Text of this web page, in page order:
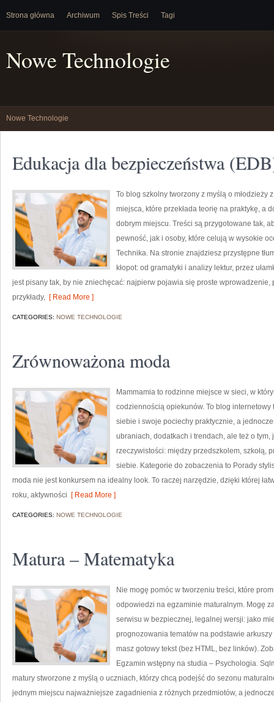
Strona główna Archiwum Spis Treści Tagi
Nowe Technologie
Nowe Technologie
Edukacja dla bezpieczeństwa
To blog szkolny tworzony z myślą o młodzieży
miejsca, które przekłada teorię na praktykę, a
dobrym miejscu. Treści są przygotowane tak,
pewność, jak i osoby, które celują w wysokie
Technika. Na stronie znajdziesz przystępne
kłopot: od gramatyki i analizy lektur, przez
jest pisany tak, by nie zniechęcać: najpierw pojawia się proste wprowadzenie,
przykłady, [ Read More ]
CATEGORIES: NOWE TECHNOLOGIE
Zrównoważona moda
Mammamia to rodzinne miejsce w sieci, w
codziennością opiekunów. To blog
siebie i swoje pociechy praktycznie, a
ubraniach, dodatkach i trendach, ale też o
rzeczywistości: między przedszkolem, szkołą,
siebie. Kategorie do zobaczenia to Porady
moda nie jest konkursem na idealny look. To raczej narzędzie, dzięki której
roku, aktywności [ Read More ]
CATEGORIES: NOWE TECHNOLOGIE
Matura – Matematyka
Nie mogę pomóc w tworzeniu treści, które
odpowiedzi na egzaminie maturalnym. Mogę
serwisu w bezpiecznej, legalnej wersji: jako
prognozowania tematów na podstawie
masz gotowy tekst (bez HTML, bez linków).
Egzamin wstępny na studia – Psychologia.
matury stworzone z myślą o uczniach, którzy chcą podejść do sezonu
jednym miejscu najważniejsze zagadnienia z różnych przedmiotów, a